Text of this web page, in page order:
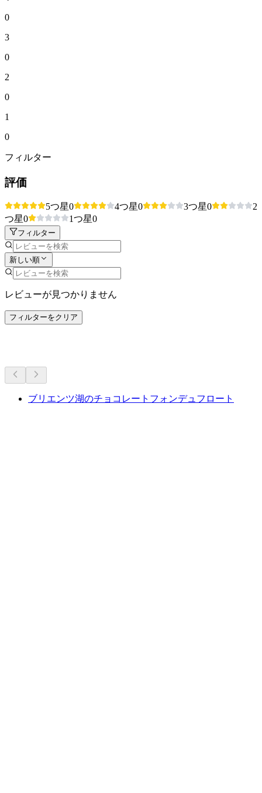
0
3
0
2
0
1
0
フィルター
評価
5つ星0 4つ星0 3つ星0
2
つ星0 1つ星0
フィルター
新しい順
レビューが見つかりません
フィルターをクリア
ブリエンツ湖のチョコレートフォンデュフロート